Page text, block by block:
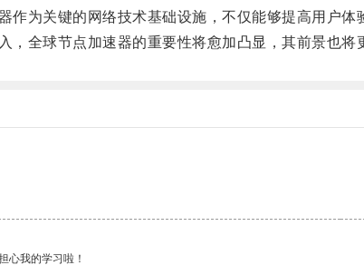
为关键的网络技术基础设施，不仅能够提高用户体
全球节点加速器的重要性将愈加凸显，其前景也将
心我的学习啦！